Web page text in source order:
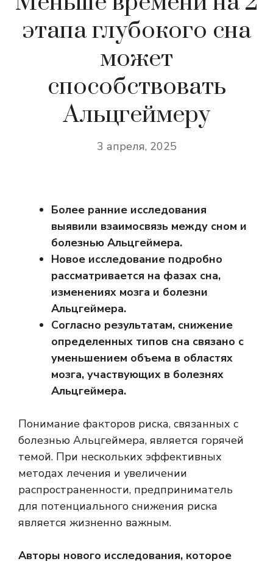
этапа глубокого сна
может
способствовать
Альцгеймеру
3 апреля, 2025
Более ранние исследования
выявили взаимосвязь между сном и
болезнью Альцгеймера.
Новое исследование подробно
рассматривается на фазах сна,
изменениях мозга и болезни
Альцгеймера.
Согласно результатам, снижение
определенных типов сна связано с
уменьшением объема в областях
мозга, участвующих в болезнях
Альцгеймера.
Понимание факторов риска, связанных с
болезнью Альцгеймера, является горячей
темой. При нескольких эффективных
методах лечения и увеличении
распространенности, предприниматель
для потенциального снижения риска
является жизненно важным.
Авторы нового исследования, которое